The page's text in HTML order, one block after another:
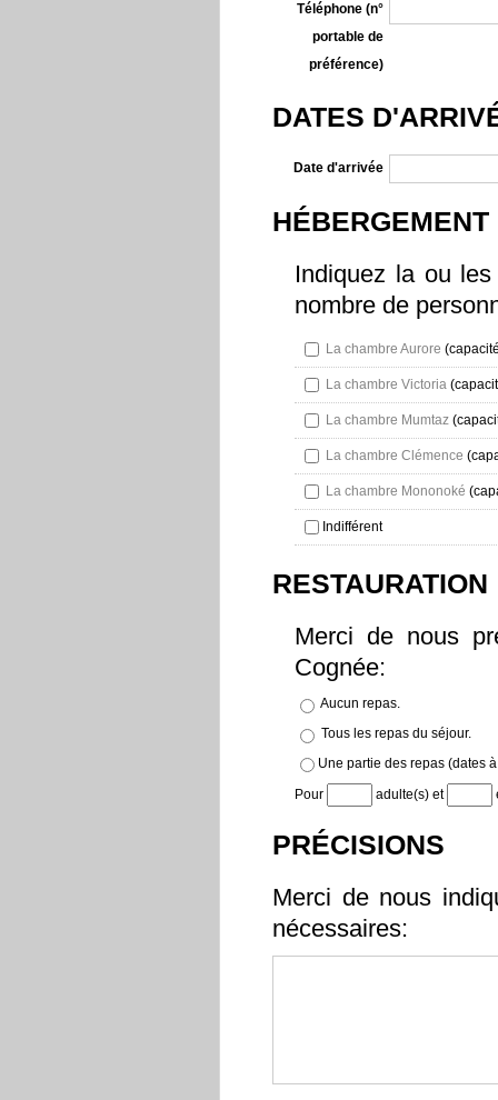
Téléphone (n°
portable de
préférence)
DATES
Date d'arrivée
HÉBERGEMENT
Indiquez la ou
nombre de
La chambre Aurore
La chambre Victoria
La chambre Mumtaz
La chambre Clémence
La chambre Mononoké
Indifférent
RESTAURATION
Merci de nous
Cognée:
Aucun repas.
Tous les repas du séjour.
Une partie des repas (dates
Pour adulte(s) et
PRÉCISIONS
Merci de nous
nécessaires: